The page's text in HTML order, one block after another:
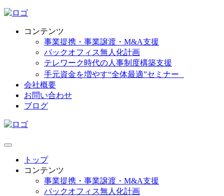
コンテンツ
事業提携・事業譲渡・M&A支援
バックオフィス無人化計画
テレワーク時代の人事制度構築支援
手元資金を増やす“全体最適”セミナー
会社概要
お問い合わせ
ブログ
トップ
コンテンツ
事業提携・事業譲渡・M&A支援
バックオフィス無人化計画